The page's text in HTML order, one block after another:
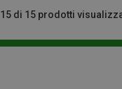
15 di 15 prodotti